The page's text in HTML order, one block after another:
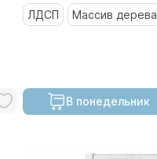
ЛДСП Массив дерева
В понедельник